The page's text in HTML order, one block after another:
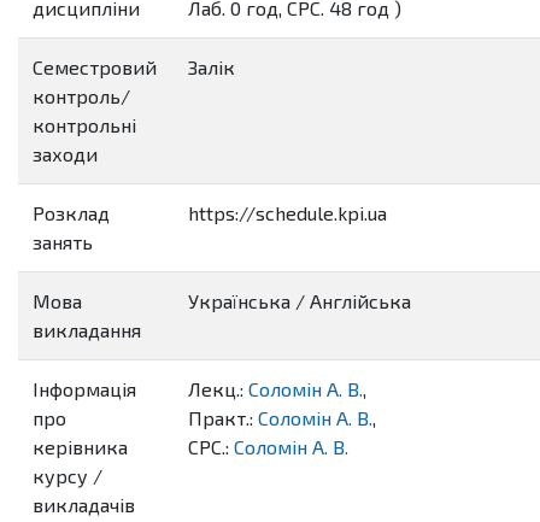
дисципліни
Лаб. 0 год, СРС. 48 год )
Семестровий
контроль/
контрольні
заходи
Залік
Розклад
занять
https://schedule.kpi.ua
Мова
викладання
Українська / Англійська
Інформація
про
керівника
курсу /
викладачів
Лекц.: Соломін А. В.,
Практ.: Соломін А. В.,
СРС.: Соломін А. В.